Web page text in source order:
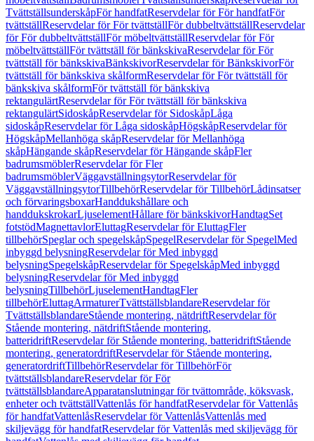
TvättställsunderskåpFör handfatReservdelar för För handfatFör
tvättställReservdelar för För tvättställFör dubbeltvättställReservdelar
för För dubbeltvättställFör möbeltvättställReservdelar för För
möbeltvättställFör tvättställ för bänkskivaReservdelar för För
tvättställ för bänkskivaBänkskivorReservdelar för BänkskivorFör
tvättställ för bänkskiva skålformReservdelar för För tvättställ för
bänkskiva skålformFör tvättställ för bänkskiva
rektangulärtReservdelar för För tvättställ för bänkskiva
rektangulärtSidoskåpReservdelar för SidoskåpLåga
sidoskåpReservdelar för Låga sidoskåpHögskåpReservdelar för
HögskåpMellanhöga skåpReservdelar för Mellanhöga
skåpHängande skåpReservdelar för Hängande skåpFler
badrumsmöblerReservdelar för Fler
badrumsmöblerVäggavställningsytorReservdelar för
VäggavställningsytorTillbehörReservdelar för TillbehörLådinsatser
och förvaringsboxarHanddukshållare och
handdukskrokarLjuselementHållare för bänkskivorHandtagSet
fotstödMagnettavlorEluttagReservdelar för EluttagFler
tillbehörSpeglar och spegelskåpSpegelReservdelar för SpegelMed
inbyggd belysningReservdelar för Med inbyggd
belysningSpegelskåpReservdelar för SpegelskåpMed inbyggd
belysningReservdelar för Med inbyggd
belysningTillbehörLjuselementHandtagFler
tillbehörEluttagArmaturerTvättställsblandareReservdelar för
TvättställsblandareStående montering, nätdriftReservdelar för
Stående montering, nätdriftStående montering,
batteridriftReservdelar för Stående montering, batteridriftStående
montering, generatordriftReservdelar för Stående montering,
generatordriftTillbehörReservdelar för TillbehörFör
tvättställsblandareReservdelar för För
tvättställsblandareApparatanslutningar för tvättområde, köksvask,
enheter och tvättställVattenlås för handfatReservdelar för Vattenlås
för handfatVattenlåsReservdelar för VattenlåsVattenlås med
skiljevägg för handfatReservdelar för Vattenlås med skiljevägg för